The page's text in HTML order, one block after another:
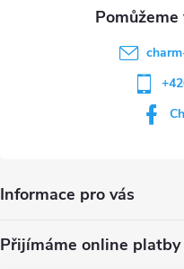
Informace pro vás
Přijímáme online platby